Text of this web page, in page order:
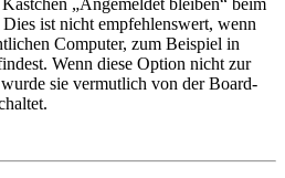
ist nicht empfehlenswert, wenn
Computer, zum Beispiel in
Wenn diese Option nicht zur
sie vermutlich von der Board-